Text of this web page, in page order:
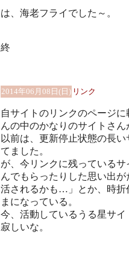
は、海老フライでした～。
終
2014年06月08日(日) リンク
自サイトのリンクのページ
んの中のかなりのサイトさ
以前は、更新停止状態の長
てました。
が、今リンクに残っている
んでもらったりした思い出
活されるかも…」とか、時折
まになっている。
今、活動しているうる星サ
寂しいな。